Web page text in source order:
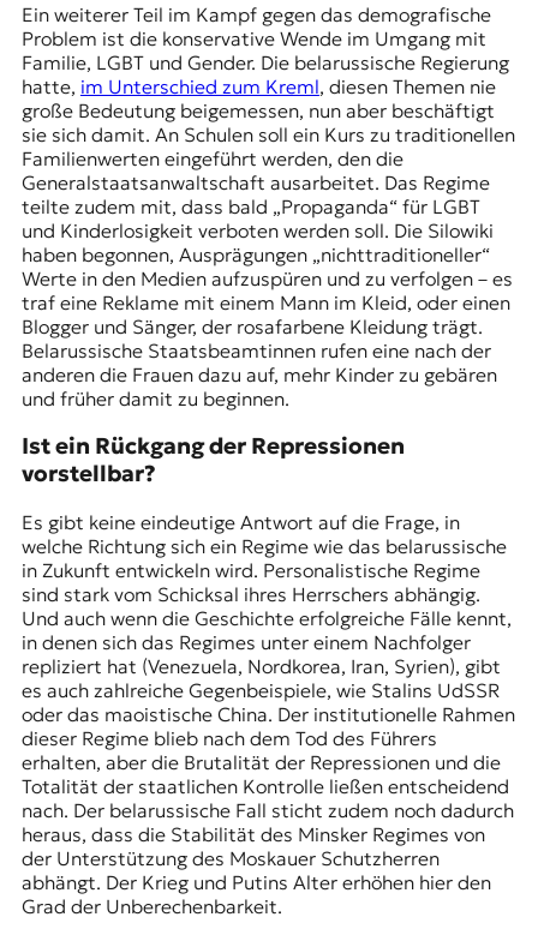
Ein weiterer Teil im Kampf gegen das demografische
Problem ist die konservative Wende im Umgang mit
Familie, LGBT und Gender. Die belarussische Regierung
hatte, im Unterschied zum Kreml, diesen Themen nie
große Bedeutung beigemessen, nun aber beschäftigt
sie sich damit. An Schulen soll ein Kurs zu traditionellen
Familienwerten eingeführt werden, den die
Generalstaatsanwaltschaft ausarbeitet. Das Regime
teilte zudem mit, dass bald „Propaganda“ für LGBT
und Kinderlosigkeit verboten werden soll. Die Silowiki
haben begonnen, Ausprägungen „nichttraditioneller“
Werte in den Medien aufzuspüren und zu verfolgen – es
traf eine Reklame mit einem Mann im Kleid, oder einen
Blogger und Sänger, der rosafarbene Kleidung trägt.
Belarussische Staatsbeamtinnen rufen eine nach der
anderen die Frauen dazu auf, mehr Kinder zu gebären
und früher damit zu beginnen.
Ist ein Rückgang der Repressionen
vorstellbar?
Es gibt keine eindeutige Antwort auf die Frage, in
welche Richtung sich ein Regime wie das belarussische
in Zukunft entwickeln wird. Personalistische Regime
sind stark vom Schicksal ihres Herrschers abhängig.
Und auch wenn die Geschichte erfolgreiche Fälle kennt,
in denen sich das Regimes unter einem Nachfolger
repliziert hat (Venezuela, Nordkorea, Iran, Syrien), gibt
es auch zahlreiche Gegenbeispiele, wie Stalins UdSSR
oder das maoistische China. Der institutionelle Rahmen
dieser Regime blieb nach dem Tod des Führers
erhalten, aber die Brutalität der Repressionen und die
Totalität der staatlichen Kontrolle ließen entscheidend
nach. Der belarussische Fall sticht zudem noch dadurch
heraus, dass die Stabilität des Minsker Regimes von
der Unterstützung des Moskauer Schutzherren
abhängt. Der Krieg und Putins Alter erhöhen hier den
Grad der Unberechenbarkeit.